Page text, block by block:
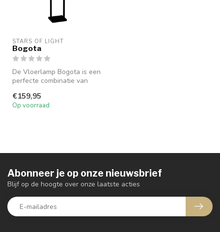
STARS OF LIGHT
Bogota
De Vloerlamp Bogota is een
perfecte combinatie van
ver...
€159,95
Op voorraad
Abonneer je op onze nieuwsbrief
Blijf op de hoogte over onze laatste acties